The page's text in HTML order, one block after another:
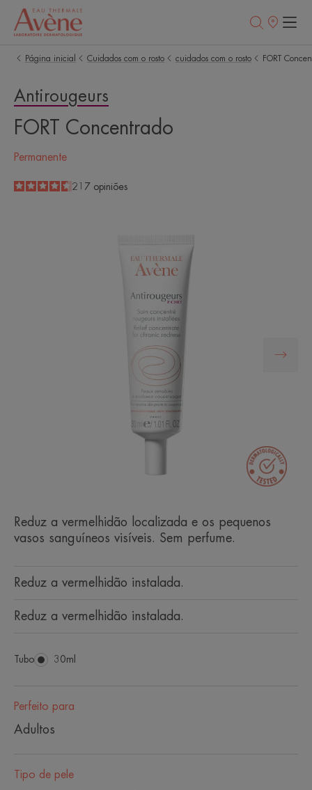
Pontos
Página inicial
Cuidados com o rosto cuidados com o rosto FORT
Antirougeurs
FORT Concentrado
Permanente
4.6
/
5
217 opiniões
Reduz a vermelhidão localizada e os pequenos
vasos sanguíneos visíveis. Sem perfume.
Reduz a vermelhidão instalada.
Reduz a vermelhidão instalada.
Tubo Tubo
30ml
Perfeito para
Adultos
Tipo de pele